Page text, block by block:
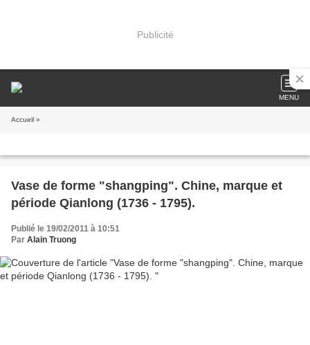
Publicité
MENU
Accueil »
Vase de forme "shangping". Chine, marque et
période Qianlong (1736 - 1795).
Publié le 19/02/2011 à 10:51
Par Alain Truong